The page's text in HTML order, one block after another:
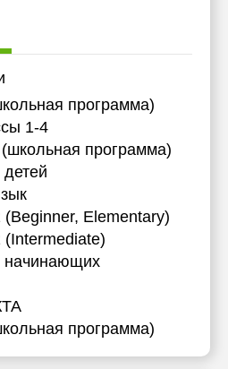
программа)
1-4
программа)
Elementary)
(Intermediate)
начинающих
программа)
13:00
14:30
17:00
17:30
18:30
19:00
13:00
14:30
17:00
18:30
19:00